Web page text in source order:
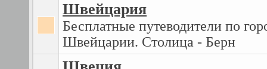
Швейцария
Бесплатные путеводители по
Швейцарии. Столица - Берн